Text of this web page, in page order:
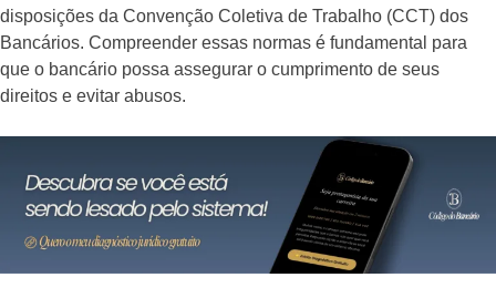
disposições da Convenção Coletiva de Trabalho (CCT) dos
Bancários. Compreender essas normas é fundamental para
que o bancário possa assegurar o cumprimento de seus
direitos e evitar abusos.